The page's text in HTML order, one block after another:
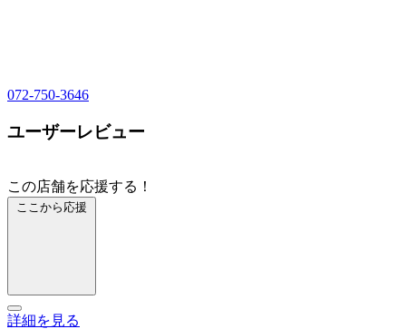
072-750-3646
ユーザーレビュー
この店舗を応援する！
ここから応援
詳細を見る